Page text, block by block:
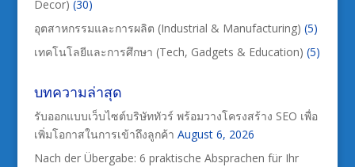
Decor) (30)
อุตสาหกรรมและการผลิต (Industrial & Manufacturing) (5)
เทคโนโลยีและการศึกษา (Tech, Gadgets & Education) (5)
บทความล่าสุด
รับออกแบบเว็บไซต์บริษัททัวร์ พร้อมวางโครงสร้าง SEO เพื่อ
เพิ่มโอกาสในการเข้าถึงลูกค้า August 6, 2026
Nach der Übergabe: 6 praktische Absprachen für Ihr